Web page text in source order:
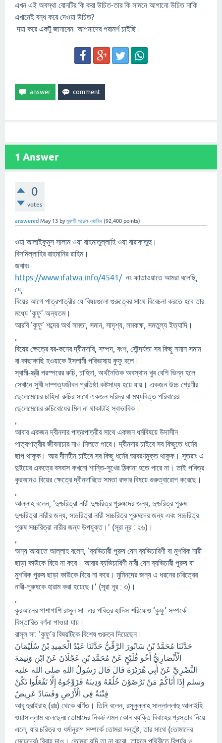
এখন এই অবস্থা বোনটির কি করা উচিত-তার কি সামনে আগানো উচিত নাকি
এখানেই বন্ধ করে দেওয়া উচিত?
দয়া করে একটু জানাবেন আপনাদের পরামর্শ চাইছি।
1 Answer
0
votes
answered May 13 byমুফতী আব্দুল ওয়াহিদ (92,400 points)
ওয়া আলাইকুমুস সালাম ওয়া রাহমাতুল্লাহি ওয়া বারাকাতুহু।
বিসমিল্লাহির রাহমানির রাহিম।
জবাবঃ
https://www.ifatwa.info/4541/নং ফাতাওয়াতে আমরা বলেছি,
যে,
বিয়ের আগে পাত্রপাত্রীর যে বিষয়গুলো গুরুত্বের সাথে বিবেচনা করতে হবে তার
মধ্যে ‘কুফু’ অন্যতম।
আরবি ‘কুফু’ শব্দের অর্থ সমতা, সমান, সাদৃশ্য, সমকক্ষ, সমতুল্য ইত্যাদি।
বিয়ের ক্ষেত্রে বর-কনের দ্বীনদারি, সম্পদ, বংশ, সৌন্দর্যতা সব কিছু সমান সমান
বা কাছাকাছি হওয়াকে ইসলামী পরিভাষায় কুফু বলে।
স্বামী-স্ত্রী পরস্পরের রুচি, চাহিদা, অর্থনৈতিক অবস্থান খুব বেশি ভিন্ন হলে
সেখানে সুখী দাম্পত্যজীবন প্রতিষ্ঠা কষ্টসাধ্য হয়ে যায়। একজন উচ্চ শ্রেণীর
ছেলেমেয়ের চাহিদা-রুচির সাথে একজন দরিদ্র বা মধ্যবিত্ত পরিবারের
ছেলেমেয়ের রুচিবোধের মিল না থাকাটাই স্বাভাবিক।
আবার একজন দ্বীনদার পাত্রপাত্রীর সাথে একজন ধর্মবিষয়ে উদাসীন
পাত্রপাত্রীর জীবনাচার নাও মিলতে পারে। দ্বীনদার চাইবে সব কিছুতে ধর্মের
ছাপ থাকুক। আর দীনহীন চাইবে সব কিছু ধর্মের আবরণমুক্ত থাকুক। সুতরাং এ
দুইয়ের একত্রে বসবাস কখনো শান্তি-সুখের ঠিকানা হতে পারে না। তাই পবিত্র
কুরআনও বিয়ের ক্ষেত্রে দ্বীনদারিতে সমতা রক্ষার বিষয়ে গুরুত্বারোপ করেছে।
আল্লাহ বলেন, ‘দুশ্চরিত্রা নারী দুশ্চরিত্র পুরুষদের জন্য; দুশ্চরিত্র পুরুষ
দুশ্চরিত্রা নারীর জন্য; সচ্চরিত্রা নারী সচ্চরিত্র পুরুষদের জন্য এবং সচ্চরিত্র
পুরুষ সচ্চরিত্রা নারীর জন্য উপযুক্ত।’ (সূরা নূর : ২৬)।
অন্য আয়াতে আল্লাহ বলেন, ‘ব্যভিচারী পুরুষ যেন ব্যভিচারিণী বা মুশরিক নারী
ছাড়া কাউকে বিয়ে না করে। আবার ব্যভিচারিণী নারী যেন ব্যভিচারী পুরুষ বা
মুশরিক পুরুষ ছাড়া কাউকে বিয়ে না করে। মুমিনদের জন্য এ ধরনের চরিত্রের
নারী-পুরুষকে হারাম করা হয়েছে।’ (সূরা নূর : ৩)।
কুরআনের পাশাপাশি রাসূল সা:-এর পবিত্র হাদিস শরিফেও ‘কুফু’ সম্পর্কে
বিস্তারিত বর্ণনা পাওয়া যায়।
রাসূল সা: ‘কুফু’র বিষয়টিকে বিশেষ গুরুত্ব দিয়েছেন।
حَدَّثَنَا مُحَمَّدُ بْنُ سَابُورَ الرَّقِّيُّ حَدَّثَنَا عَبْدُ الْحَمِيدِ بْنُ سُلَيْمَانَ
الْأَنْصَارِيُّ أَخُو فُلَيْحٍ عَنْ مُحَمَّدِ بْنِ عَجْلَانَ عَنْ ابْنِ وَثِيمَةَ
النَّصْرِيِّ عَنْ أَبِي هُرَيْرَةَ قَالَ قَالَ رَسُولُ اللهِ صلى الله عليه
وسلم إِذَا أَتَاكُمْ مَنْ تَرْضَوْنَ خُلُقَهُ وَدِينَهُ فَزَوِّجُوهُ إِلَّا تَفْعَلُوا تَكُنْ
فِتْنَةٌ فِي الْأَرْضِ وَفَسَادٌ عَرِيضٌ
আবূ হুরাইরাহ (রাঃ) থেকে বর্ণিত। তিনি বলেন, রসূলুল্লাহ সাল্লাল্লাহু আলাইহি
ওয়াসাল্লাম বলেছেনঃ তোমাদের নিকট এমন কোন ব্যক্তি বিবাহের প্রস্তাব নিয়ে
এলে, যার চরিত্র ও ধর্মানুরাগ সম্পর্কে তোমরা সন্তুষ্ট, তার সাথে (তোমাদের
মেয়েদের) বিবাহ দাও। তোমরা যদি তা না করো, তাহলে পৃথিবীতে বিপর্যয় ও